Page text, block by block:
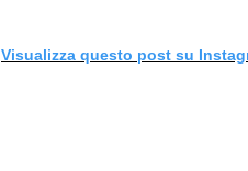
Visualizza questo post su